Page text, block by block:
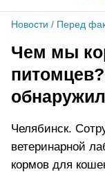
Новости / Перед
Чем мы
Челябинск.
ветеринарной
кормов для